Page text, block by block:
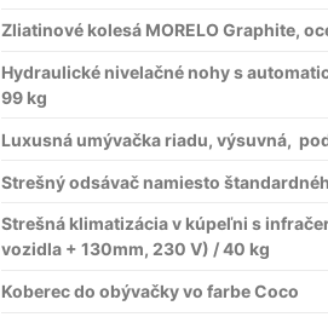
Zliatinové kolesá MORELO Graphite,
Hydraulické nivelačné nohy s
99 kg
Luxusná umývačka riadu, výsuvná,
Strešný odsávač namiesto
Strešná klimatizácia v kúpeľni s
vozidla + 130mm, 230 V) / 40 kg
Koberec do obývačky vo farbe Coco